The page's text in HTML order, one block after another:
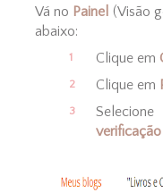
Vá no Painel (Visão
abaixo:
Clique em
Clique em